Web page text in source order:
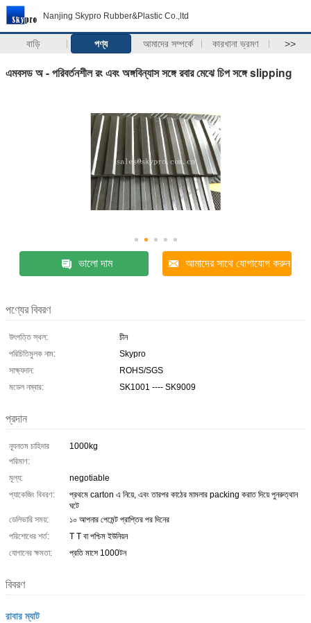
Nanjing Skypro Rubber&Plastic Co.,ltd
বাড়ি পণ্য আমাদের সম্পর্কে কারখানা ভ্রমণ >>
এমবসড অ - পরিবর্তনশীল রং এবং অঙ্গবিন্যাস সঙ্গে রবার মেঝে চিপ সঙ্গে slipping
ভালো দাম আমাদের সাথে যোগাযোগ করুন
পণ্যের বিবরণ
উৎপত্তি স্থল:
চীন
পরিচিতিমুলক নাম:
Skypro
সাক্ষ্যদান:
ROHS/SGS
মডেল নম্বার:
SK1001 ---- SK9009
প্রদান
ন্যূনতম চাহিদার
পরিমাণ:
1000kg
মূল্য:
negotiable
প্যাকেজিং বিবরণ:
প্রথমে carton এ নিয়ে, এবং তারপর কাঠের মামলার packing করাত দিয়ে পুনরুত্থান
ঘটে
ডেলিভারি সময়:
১০ আপনার পেমেন্ট প্রাপ্তির পর দিনের
পরিশোধের শর্ত:
T T বা পশ্চিম ইউনিয়ন
যোগানের ক্ষমতা:
প্রতি মাসে 1000টন
বিবরণ
রাবার ম্যাট